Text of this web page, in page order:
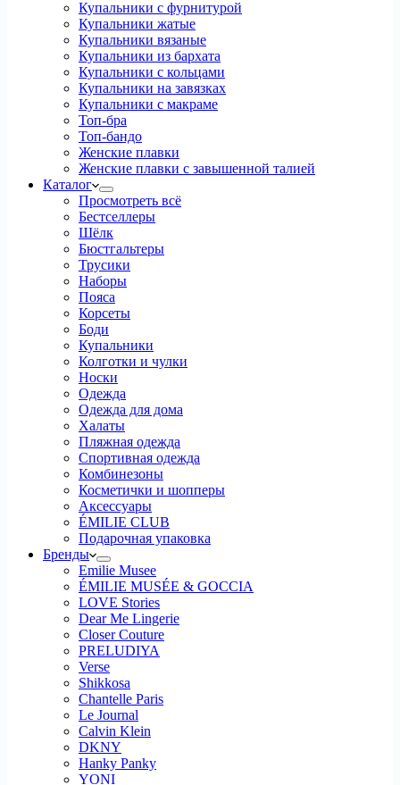
Купальники с фурнитурой
Купальники жатые
Купальники вязаные
Купальники из бархата
Купальники с кольцами
Купальники на завязках
Купальники с макраме
Топ-бра
Топ-бандо
Женские плавки
Женские плавки с завышенной талией
Каталог
Просмотреть всё
Бестселлеры
Шёлк
Бюстгальтеры
Трусики
Наборы
Пояса
Корсеты
Боди
Купальники
Колготки и чулки
Носки
Одежда
Одежда для дома
Халаты
Пляжная одежда
Спортивная одежда
Комбинезоны
Косметички и шопперы
Аксессуары
ÉMILIE CLUB
Подарочная упаковка
Бренды
Emilie Musee
ÉMILIE MUSÉE & GOCCIA
LOVE Stories
Dear Me Lingerie
Closer Couture
PRELUDIYA
Verse
Shikkosa
Chantelle Paris
Le Journal
Calvin Klein
DKNY
Hanky Panky
YONI